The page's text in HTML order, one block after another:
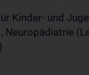
Kinder- und
Neuropädiatrie